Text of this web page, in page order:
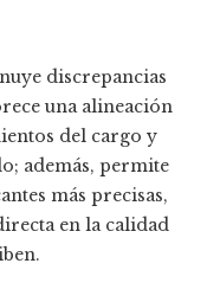
discrepancias
una alineación
del cargo y
además, permite
más precisas,
en la calidad